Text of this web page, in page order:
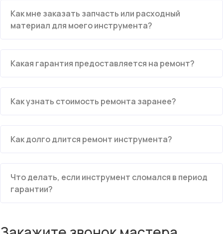
Как мне заказать запчасть или расходный
материал для моего инструмента?
Какая гарантия предоставляется на ремонт?
Как узнать стоимость ремонта заранее?
Как долго длится ремонт инструмента?
Что делать, если инструмент сломался в период
гарантии?